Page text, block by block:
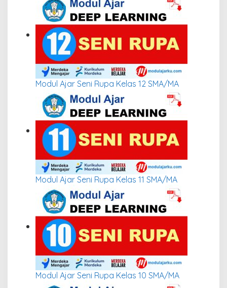
Modul Ajar Seni Rupa Kelas 12 SMA/MA
Modul Ajar Seni Rupa Kelas 11 SMA/MA
Modul Ajar Seni Rupa Kelas 10 SMA/MA